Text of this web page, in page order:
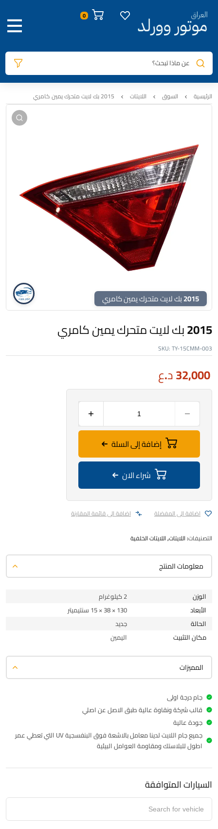
0
عن ماذا تبحث؟
الرئيسية السوق اللايتات 2015 بك لايت متحرك يمين كامري
صور المنتج معلومات المنتج السيارات المتوافقة
2015 بك لايت متحرك يمين كامري
2015 بك لايت متحرك يمين كامري
SKU:TY-15CMM-003
32,000د.ع
إضافة إلى السلة
شراء الان
اضافة الى المفضلة اضافة الى قائمة المقارنة
التصنيفات:اللايتات,اللايتات الخلفية
معلومات المنتج
الوزن
2 كيلوغرام
الأبعاد
130 × 38 × 15 سنتيميتر
الحالة
جديد
مكان التثبيت
اليمين
المميزات
جام درجة اولى
قالب شركة ونقاوة عالية طبق الاصل عن اصلي
جودة عالية
جميع جام اللايت لدينا معامل بالاشعة فوق البنفسجية UV التي تعطي عمر
اطول للبلاستك ومقاومة العوامل البيئية
السيارات المتوافقة